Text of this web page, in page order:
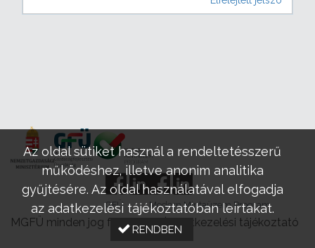
GFÜ Modern Mintaüzem Program
MGFÜ minden jog fenntartva |Adatkezelési tájékoztató
Az oldal sütiket használ a rendeltetésszerű
működéshez, illetve anonim analitika
gyűjtésére. Az oldal használatával elfogadja
az adatkezelési tájékoztatóban leírtakat.
RENDBEN